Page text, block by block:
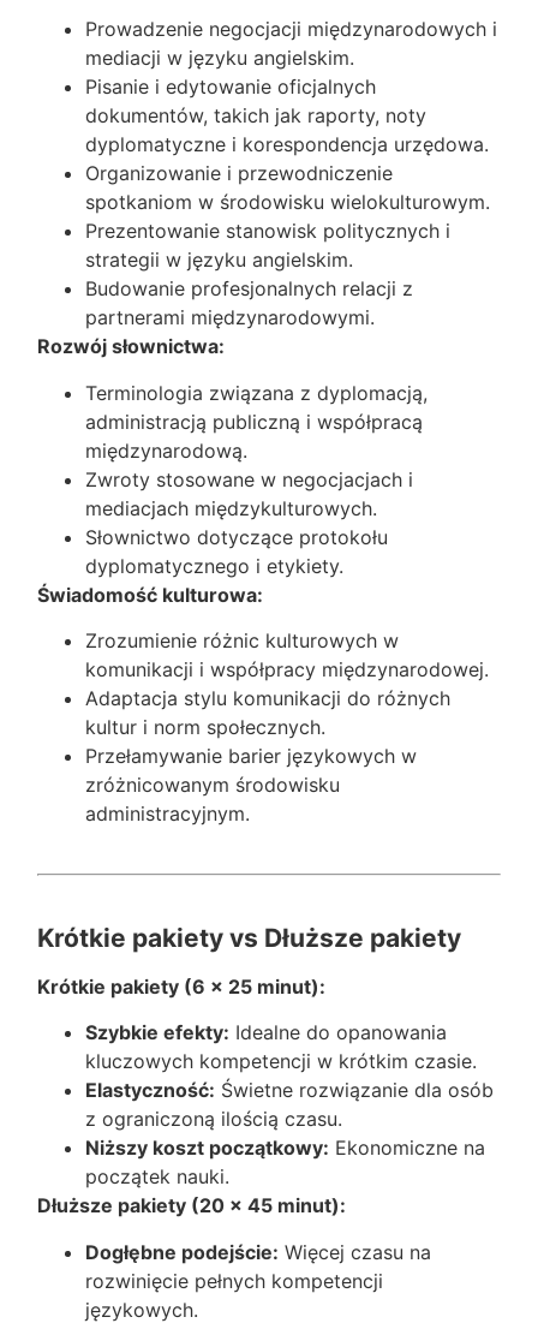
Prowadzenie negocjacji międzynarodowych i
mediacji w języku angielskim.
Pisanie i edytowanie oficjalnych
dokumentów, takich jak raporty, noty
dyplomatyczne i korespondencja urzędowa.
Organizowanie i przewodniczenie
spotkaniom w środowisku wielokulturowym.
Prezentowanie stanowisk politycznych i
strategii w języku angielskim.
Budowanie profesjonalnych relacji z
partnerami międzynarodowymi.
Rozwój słownictwa:
Terminologia związana z dyplomacją,
administracją publiczną i współpracą
międzynarodową.
Zwroty stosowane w negocjacjach i
mediacjach międzykulturowych.
Słownictwo dotyczące protokołu
dyplomatycznego i etykiety.
Świadomość kulturowa:
Zrozumienie różnic kulturowych w
komunikacji i współpracy międzynarodowej.
Adaptacja stylu komunikacji do różnych
kultur i norm społecznych.
Przełamywanie barier językowych w
zróżnicowanym środowisku
administracyjnym.
Krótkie pakiety vs Dłuższe pakiety
Krótkie pakiety (6 x 25 minut):
Szybkie efekty: Idealne do opanowania
kluczowych kompetencji w krótkim czasie.
Elastyczność: Świetne rozwiązanie dla osób
z ograniczoną ilością czasu.
Niższy koszt początkowy: Ekonomiczne na
początek nauki.
Dłuższe pakiety (20 x 45 minut):
Dogłębne podejście: Więcej czasu na
rozwinięcie pełnych kompetencji
językowych.